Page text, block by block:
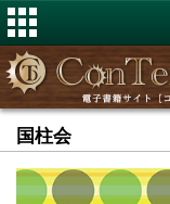
国柱会